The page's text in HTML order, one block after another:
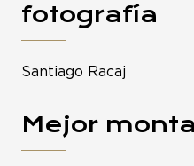
fotografía
Santiago Racaj
Mejor